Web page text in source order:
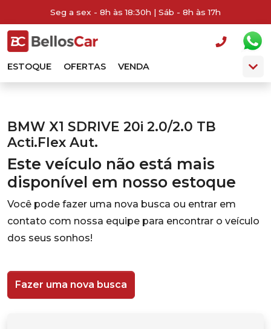
Seg a sex - 8h às 18:30h | Sáb - 8h às 17h
ESTOQUE OFERTAS VENDA
BMW X1 SDRIVE 20i 2.0/2.0 TB
Acti.Flex Aut.
Este veículo não está mais
disponível em nosso estoque
Você pode fazer uma nova busca ou entrar em
contato com nossa equipe para encontrar o veículo
dos seus sonhos!
Fazer uma nova busca